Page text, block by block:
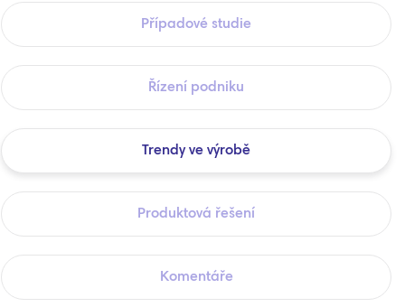
Případové studie
Řízení podniku
Trendy ve výrobě
Produktová řešení
Komentáře